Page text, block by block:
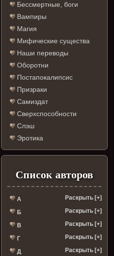
Бессмертные, боги
Вампиры
Магия
Мифические существа
Наши переводы
Оборотни
Постапокалипсис
Призраки
Самиздат
Сверхспособности
Слэш
Эротика
Список авторов
А Раскрыть [+]
Б Раскрыть [+]
В Раскрыть [+]
Г Раскрыть [+]
Д Раскрыть [+]